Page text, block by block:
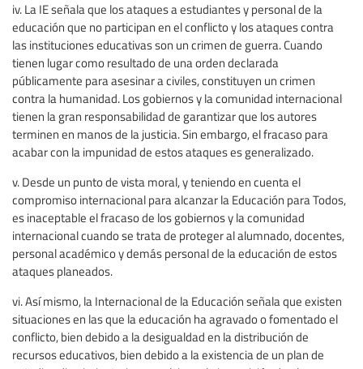
iv. La IE señala que los ataques a estudiantes y personal de la
educación que no participan en el conflicto y los ataques contra
las instituciones educativas son un crimen de guerra. Cuando
tienen lugar como resultado de una orden declarada
públicamente para asesinar a civiles, constituyen un crimen
contra la humanidad. Los gobiernos y la comunidad internacional
tienen la gran responsabilidad de garantizar que los autores
terminen en manos de la justicia. Sin embargo, el fracaso para
acabar con la impunidad de estos ataques es generalizado.
v. Desde un punto de vista moral, y teniendo en cuenta el
compromiso internacional para alcanzar la Educación para Todos,
es inaceptable el fracaso de los gobiernos y la comunidad
internacional cuando se trata de proteger al alumnado, docentes,
personal académico y demás personal de la educación de estos
ataques planeados.
vi. Así mismo, la Internacional de la Educación señala que existen
situaciones en las que la educación ha agravado o fomentado el
conflicto, bien debido a la desigualdad en la distribución de
recursos educativos, bien debido a la existencia de un plan de